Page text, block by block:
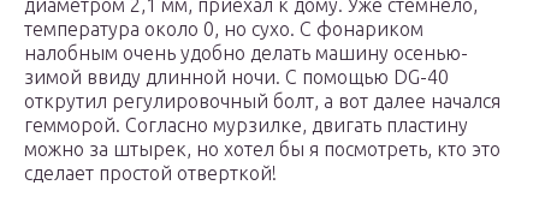
диаметром 2,1 мм, приехал к дому. Уже стемнело,
температура около 0, но сухо. С фонариком
налобным очень удобно делать машину осенью-
зимой ввиду длинной ночи. С помощью DG-40
открутил регулировочный болт, а вот далее начался
гемморой. Согласно мурзилке, двигать пластину
можно за штырек, но хотел бы я посмотреть, кто это
сделает простой отверткой!